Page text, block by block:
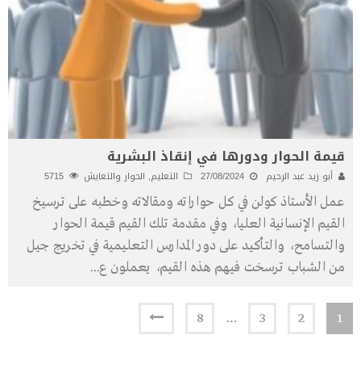
قيمة الحوار ودورها في إنقاذ البشرية
أبو زيد عبد الرحيم 27/08/2024 التعليم, الحوار والتعايش
عمل الأستاذ كولن في كل حواراته ومقالاته وخطبه على ترسيخ
القيم الإنسانية العليا، وفي مقدمة تلك القيم قيمة الحوار
والتسامح، والتأكيد على دور المدارس التعليمية في تخريج جيل
من الشباب ترسخت فيهم هذه القيم، يعملون ع...
1
2
3
…
8